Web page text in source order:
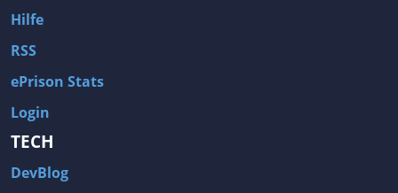
Hilfe
RSS
ePrison Stats
Login
TECH
DevBlog